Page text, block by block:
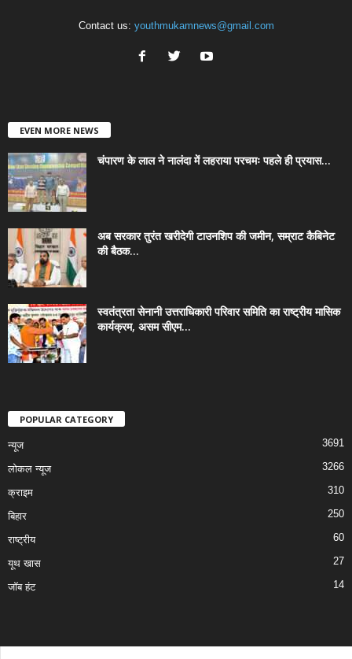
Contact us: youthmukamnews@gmail.com
EVEN MORE NEWS
चंपारण के लाल ने नालंदा में लहराया परचमः पहले ही प्रयास...
अब सरकार तुरंत खरीदेगी टाउनशिप की जमीन, सम्राट कैबिनेट
की बैठक...
स्वतंत्रता सेनानी उत्तराधिकारी परिवार समिति का राष्ट्रीय मासिक
कार्यक्रम, असम सीएम...
POPULAR CATEGORY
न्यूज 3691
लोकल न्यूज 3266
क्राइम 310
बिहार 250
राष्ट्रीय 60
यूथ खास 27
जॉब हंट 14